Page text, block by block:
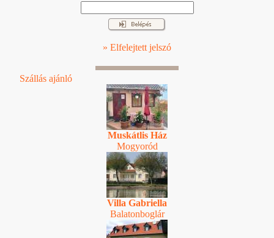
» Elfelejtett jelszó
Szállás ajánló
Muskátlis Ház
Mogyoród
Villa Gabriella
Balatonboglár